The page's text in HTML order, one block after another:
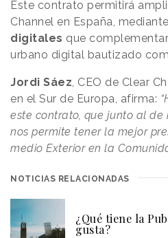
Este contrato permitirá
Channel en España,
digitales que
urbano digital bautizado
Jordi Sáez, CEO de Clear
en el Sur de Europa, afirma:
este contrato, que junto al
nos permite tener la mejor
medio Exterior en la
NOTICIAS RELACIONADAS
¿Qué tiene la
gusta?